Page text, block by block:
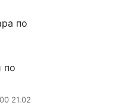
по
по
21.02